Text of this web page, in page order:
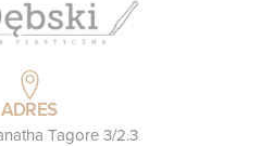
ADRES
Tagore 3/2.3